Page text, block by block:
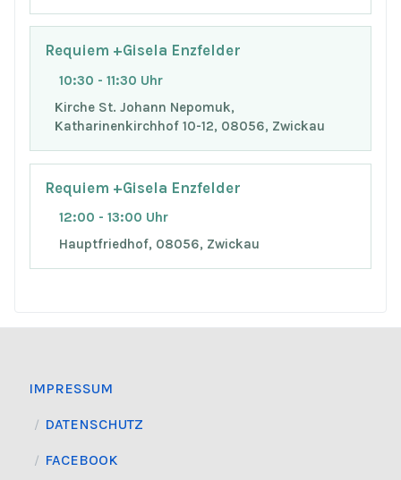
Requiem +Gisela Enzfelder
10:30 - 11:30 Uhr
Kirche St. Johann Nepomuk,
Katharinenkirchhof 10-12, 08056, Zwickau
Requiem +Gisela Enzfelder
12:00 - 13:00 Uhr
Hauptfriedhof, 08056, Zwickau
IMPRESSUM
DATENSCHUTZ
FACEBOOK